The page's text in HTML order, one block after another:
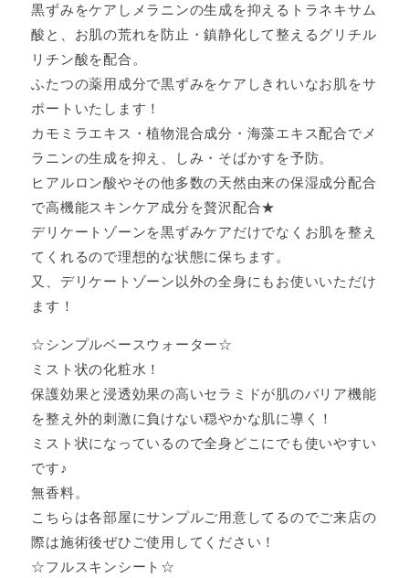
黒ずみをケアしメラニンの生成を抑えるトラネキサム
酸と、お肌の荒れを防止・鎮静化して整えるグリチル
リチン酸を配合。
ふたつの薬用成分で黒ずみをケアしきれいなお肌をサ
ポートいたします！
カモミラエキス・植物混合成分・海藻エキス配合でメ
ラニンの生成を抑え、しみ・そばかすを予防。
ヒアルロン酸やその他多数の天然由来の保湿成分配合
で高機能スキンケア成分を贅沢配合★
デリケートゾーンを黒ずみケアだけでなくお肌を整え
てくれるので理想的な状態に保ちます。
又、デリケートゾーン以外の全身にもお使いいただけ
ます！
☆シンプルベースウォーター☆
ミスト状の化粧水！
保護効果と浸透効果の高いセラミドが肌のバリア機能
を整え外的刺激に負けない穏やかな肌に導く！
ミスト状になっているので全身どこにでも使いやすい
です♪
無香料。
こちらは各部屋にサンプルご用意してるのでご来店の
際は施術後ぜひご使用してください！
☆フルスキンシート☆